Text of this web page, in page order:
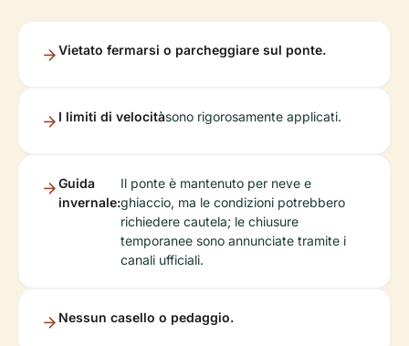
Vietato fermarsi o parcheggiare sul ponte.
I limiti di velocitàsono rigorosamente applicati.
Guida
invernale:
Il ponte è mantenuto per neve e
ghiaccio, ma le condizioni potrebbero
richiedere cautela; le chiusure
temporanee sono annunciate tramite i
canali ufficiali.
Nessun casello o pedaggio.